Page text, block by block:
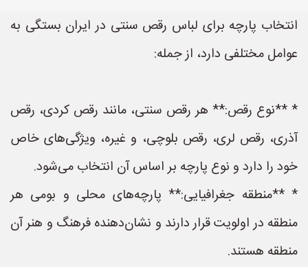
انتخاب پارچه برای لباس رقص سنتی در ایران بستگی به
عوامل مختلفی دارد، از جمله:
* **نوع رقص:** هر رقص سنتی، مانند رقص کردی، رقص
آذری، رقص لری، رقص بلوچی، و غیره، ویژگی‌های خاص
خود را دارد و نوع پارچه بر اساس آن انتخاب می‌شود.
* **منطقه جغرافیایی:** پارچه‌های محلی و بومی هر
منطقه در اولویت قرار دارند و نشان‌دهنده فرهنگ و هنر آن
منطقه هستند.